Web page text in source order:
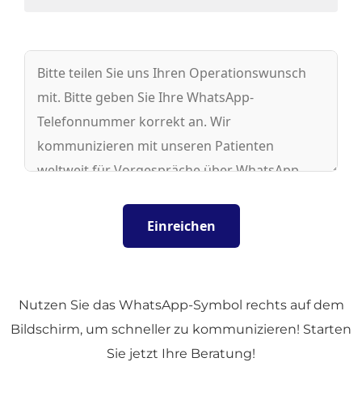
Nutzen Sie das WhatsApp-Symbol rechts auf dem
Bildschirm, um schneller zu kommunizieren! Starten
Sie jetzt Ihre Beratung!